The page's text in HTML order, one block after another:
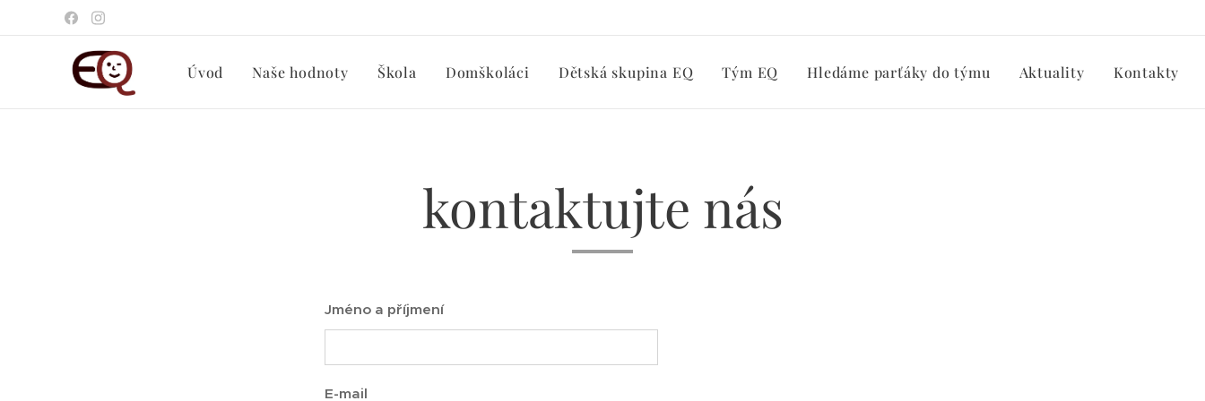
Úvod Naše hodnoty Škola Domškoláci Dětská skupina EQ Tým EQ Hledáme parťáky do týmu Aktuality Kontakty
kontaktujte nás
Jméno a příjmení
E-mail